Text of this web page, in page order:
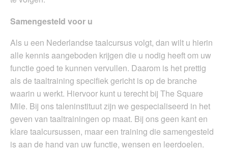
Samengesteld voor u
Als u een Nederlandse taalcursus volgt, dan wilt u hierin
alle kennis aangeboden krijgen die u nodig heeft om uw
functie goed te kunnen vervullen. Daarom is het prettig
als de taaltraining specifiek gericht is op de branche
waarin u werkt. Hiervoor kunt u terecht bij The Square
Mile. Bij ons taleninstituut zijn we gespecialiseerd in het
geven van taaltrainingen op maat. Bij ons geen kant en
klare taalcursussen, maar een training die samengesteld
is aan de hand van uw functie, wensen en leerdoelen.